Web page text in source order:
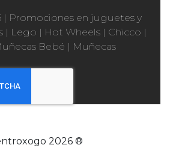
| Promociones en juguetes y
| Lego | Hot Wheels | Chicco |
Bebé | Muñecas
2026 ®